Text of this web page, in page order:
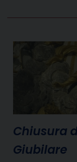
Chiusura
Giubilare